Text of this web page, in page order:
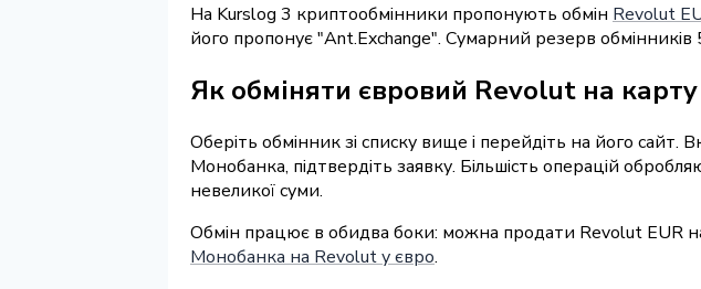
На Kurslog 3 криптообмінники пропонують обмін Revolut
його пропонує "Ant.Exchange". Сумарний резерв
Як обміняти євровий Revolut на
Оберіть обмінник зі списку вище і перейдіть на його
Монобанка, підтвердіть заявку. Більшість операцій
невеликої суми.
Обмін працює в обидва боки: можна продати Revolut EUR
Монобанка на Revolut у євро.